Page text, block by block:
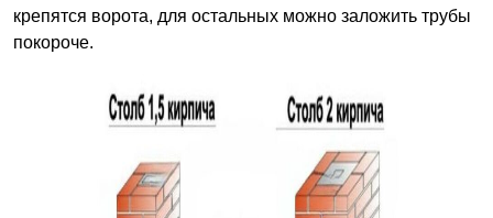
крепятся ворота, для остальных можно заложить трубы
покороче.